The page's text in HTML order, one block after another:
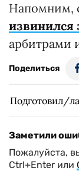
Напомним,
извинился
арбитрами
Поделиться
Подготовил/
Заметили
Пожалуйста,
Ctrl+Enter или